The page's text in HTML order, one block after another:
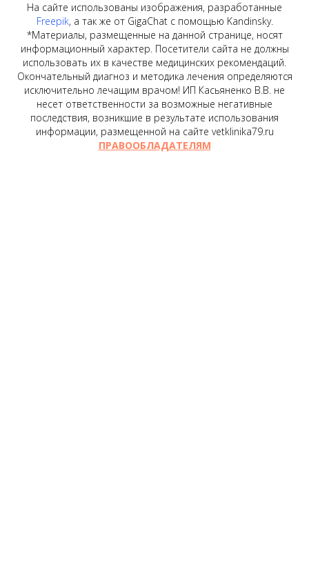
На сайте использованы изображения, разработанные
Freepik, а так же от GigaChat с помощью Kandinsky.
*Материалы, размещенные на данной странице, носят
информационный характер. Посетители сайта не должны
использовать их в качестве медицинских рекомендаций.
Окончательный диагноз и методика лечения определяются
исключительно лечащим врачом! ИП Касьяненко В.В. не
несет ответственности за возможные негативные
последствия, возникшие в результате использования
информации, размещенной на сайте vetklinika79.ru
ПРАВООБЛАДАТЕЛЯМ